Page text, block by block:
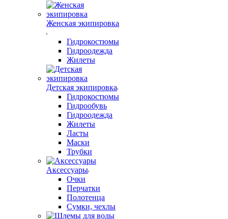
Женская экипировка
Гидрокостюмы
Гидроодежда
Жилеты
Детская экипировка
Гидрокостюмы
Гидрообувь
Гидроодежда
Жилеты
Ласты
Маски
Трубки
Аксессуары
Очки
Перчатки
Полотенца
Сумки, чехлы